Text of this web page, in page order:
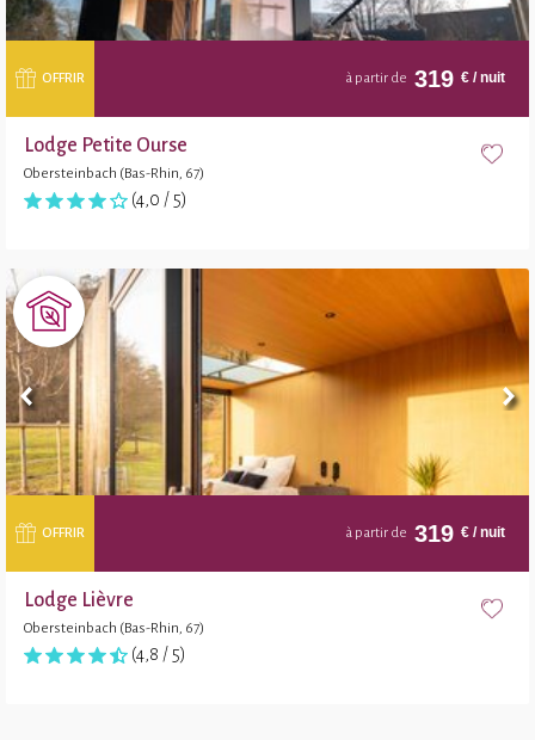
OFFRIR à partir de 319 € / nuit
Lodge Petite Ourse
Obersteinbach (Bas-Rhin, 67)
(4,0 / 5)
OFFRIR à partir de 319 € / nuit
Lodge Lièvre
Obersteinbach (Bas-Rhin, 67)
(4,8 / 5)